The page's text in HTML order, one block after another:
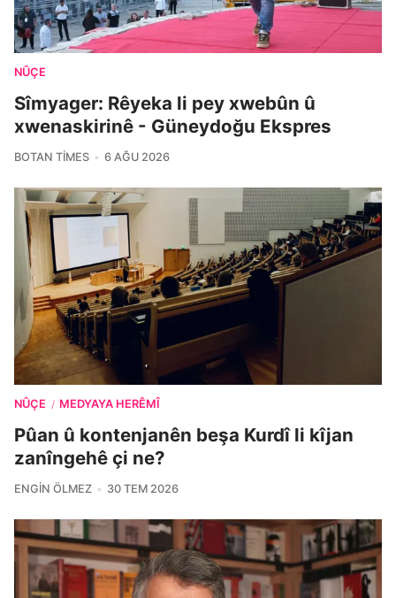
NÛÇE
Sîmyager: Rêyeka li pey xwebûn û
xwenaskirinê - Güneydoğu Ekspres
BOTAN TIMES 6 AĞU 2026
NÛÇE / MEDYAYA HERÊMÎ
Pûan û kontenjanên beşa Kurdî li kîjan
zanîngehê çi ne?
ENGIN ÖLMEZ 30 TEM 2026